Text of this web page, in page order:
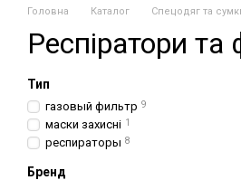
Головна Каталог Спецодяг та
Респіратори та
Тип
газовый фильтр 9
маски захисні 1
респираторы 8
Бренд